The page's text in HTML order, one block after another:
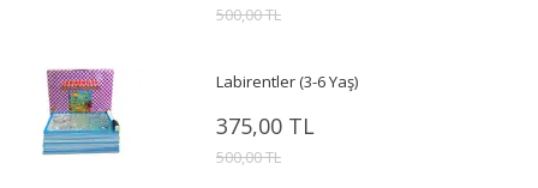
500,00 TL
Labirentler (3-6 Yaş)
375,00 TL
500,00 TL